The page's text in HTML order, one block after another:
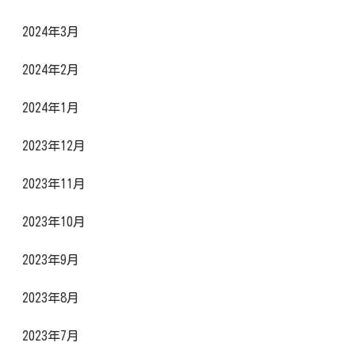
2024年3月
2024年2月
2024年1月
2023年12月
2023年11月
2023年10月
2023年9月
2023年8月
2023年7月